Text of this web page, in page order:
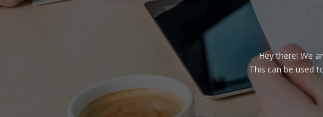
Hey there! We
This can be used